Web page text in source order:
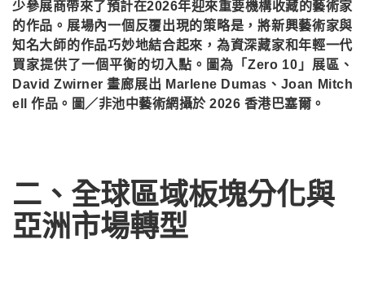
少參展商帶來了預計在2026年迎來重要機構收藏的藝術家
的作品。展場內一個反覆出現的策略是，將新興藝術家與
知名大師的作品巧妙地結合起來，為資深藏家和年輕一代
買家提供了一個平衡的切入點。圖為「Zero 10」展區、
David Zwirner 畫廊展出 Marlene Dumas、Joan Mitch
ell 作品。圖／非池中藝術網攝於 2026 香港巴塞爾。
二、全球區域板塊分化與
亞洲市場轉型